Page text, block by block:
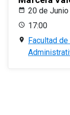
20 de
17:00
Facultad